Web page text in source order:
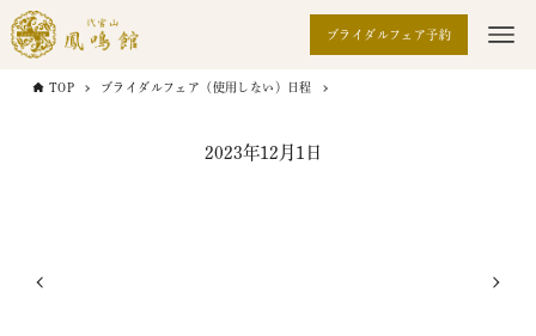
ブライダルフェア予約
TOP ブライダルフェア（使用しない）日程
2023年12月1日